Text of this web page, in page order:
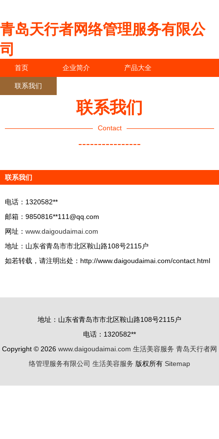
青岛天行者网络管理服务有限公
司
首页 企业简介 产品大全
联系我们
联系我们
Contact
----------------
联系我们
电话：1320582**
邮箱：9850816**111@qq.com
网址： www.daigoudaimai.com
地址：山东省青岛市市北区鞍山路108号2115户
如若转载，请注明出处：http://www.daigoudaimai.com/contact.html
地址：山东省青岛市市北区鞍山路108号2115户
电话：1320582**
Copyright © 2026 www.daigoudaimai.com 生活美容服务 青岛天行者网
络管理服务有限公司 生活美容服务 版权所有 Sitemap